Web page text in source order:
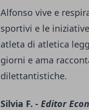
Alfonso vive e
sportivi e le
atleta di atletica
giorni e ama
dilettantistiche.
Silvia F. - Editor